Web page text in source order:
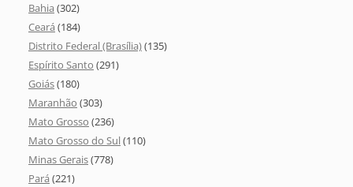
Bahia (302)
Ceará (184)
Distrito Federal (Brasília)(135)
Espírito Santo (291)
Goiás(180)
Maranhão (303)
Mato Grosso (236)
Mato Grosso do Sul(110)
Minas Gerais(778)
Pará (221)